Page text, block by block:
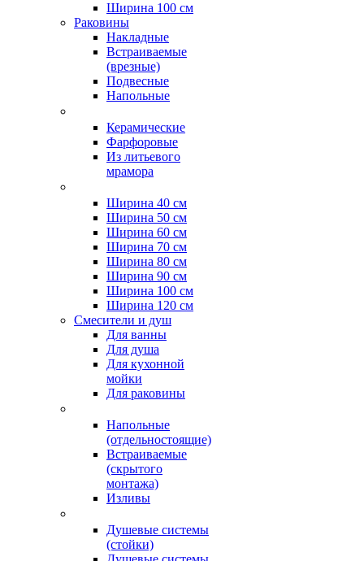
Ширина 100 см
Раковины
Накладные
Встраиваемые
(врезные)
Подвесные
Напольные
Керамические
Фарфоровые
Из литьевого
мрамора
Ширина 40 см
Ширина 50 см
Ширина 60 см
Ширина 70 см
Ширина 80 см
Ширина 90 см
Ширина 100 см
Ширина 120 см
Смесители и душ
Для ванны
Для душа
Для кухонной
мойки
Для раковины
Напольные
(отдельностоящие)
Встраиваемые
(скрытого
монтажа)
Изливы
Душевые системы
(стойки)